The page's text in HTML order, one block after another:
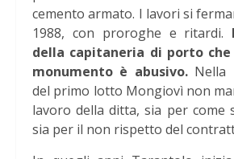
cemento armato. I lavori si
1988, con proroghe e ritardi.
della capitaneria di porto
monumento è abusivo.Nella
del primo lotto Mongiovì non
lavoro della ditta, sia per come
sia per il non rispetto del